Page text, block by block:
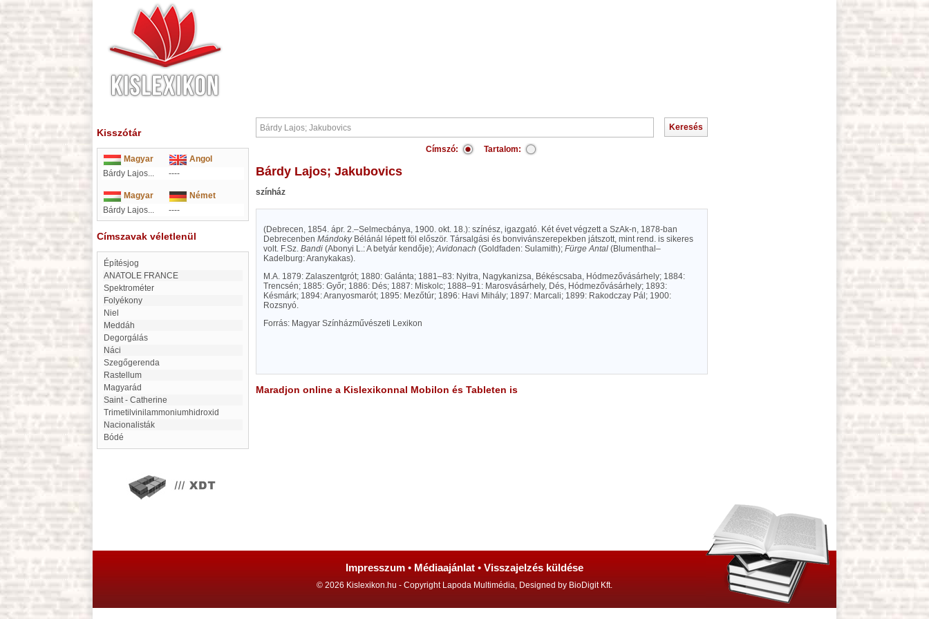
Kisszótár
Magyar
Angol
Bárdy Lajos...
----
Magyar
Német
Bárdy Lajos...
----
Címszavak véletlenül
Építésjog
ANATOLE FRANCE
Spektrométer
Folyékony
Niel
Meddáh
Degorgálás
náci
Szegőgerenda
Rastellum
Magyarád
Saint - Catherine
Trimetilvinilammoniumhidroxid
Nacionalisták
Bódé
Címszó: Tartalom:
Bárdy Lajos; Jakubovics
színház
(Debrecen, 1854. ápr. 2.–Selmecbánya, 1900. okt. 18.): színész, igazgató. Két évet végzett a SzAk-n, 1878-ban
Debrecenben MándokyBélánál lépett föl először. Társalgási és bonvivánszerepekben játszott, mint rend. is sikeres
volt. F.Sz. Bandi (Abonyi L.: A betyár kendője);Avidonach (Goldfaden: Sulamith); Fürge Antal (Blumenthal–
Kadelburg: Aranykakas).
M.A. 1879: Zalaszentgrót; 1880: Galánta; 1881–83: Nyitra, Nagykanizsa, Békéscsaba, Hódmezővásárhely; 1884:
Trencsén; 1885: Győr; 1886: Dés; 1887: Miskolc; 1888–91: Marosvásárhely, Dés, Hódmezővásárhely; 1893:
Késmárk; 1894: Aranyosmarót; 1895: Mezőtúr; 1896: Havi Mihály; 1897: Marcali; 1899: Rakodczay Pál; 1900:
Rozsnyó.
Forrás: Magyar Színházművészeti Lexikon
Maradjon online a Kislexikonnal Mobilon és Tableten is
Impresszum • Médiaajánlat • Visszajelzés küldése
© 2026 Kislexikon.hu - Copyright Lapoda Multimédia, Designed by BioDigit Kft.